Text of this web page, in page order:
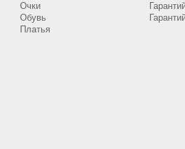
Очки
Обувь
Платья